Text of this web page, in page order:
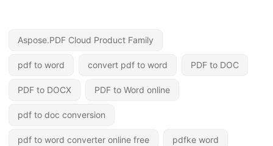
Aspose.PDF Cloud Product Family
pdf to word convert pdf to word PDF to DOC
PDF to DOCX PDF to Word online
pdf to doc conversion
pdf to word converter online free pdfke word